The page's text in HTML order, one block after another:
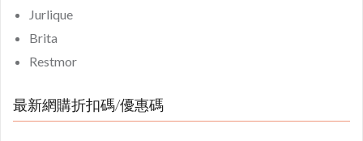
Jurlique
Brita
Restmor
最新網購折扣碼/優惠碼